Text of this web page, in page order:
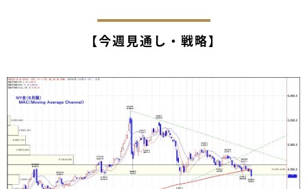
【今週見通し・戦略】